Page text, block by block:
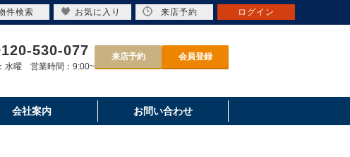
530-077
水曜 営業時間：9:00~
来店予約 会員登録
会社案内 お問い合わせ
件検索 お気に入り 来店予約 ログイン